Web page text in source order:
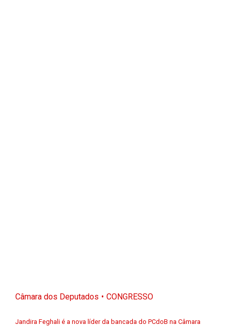
Câmara dos Deputados CONGRESSO
Jandira Feghali é a nova líder da bancada do PCdoB na Câmara